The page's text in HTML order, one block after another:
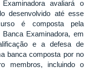
avaliará o
desenvolvido até esse
é composta pela
Examinadora, em
e a defesa de
banca composta por no
membros, incluindo o